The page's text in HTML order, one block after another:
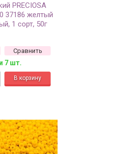
PRECIOSA
37186 желтый
1 сорт, 50г
Сравнить
7 шт.